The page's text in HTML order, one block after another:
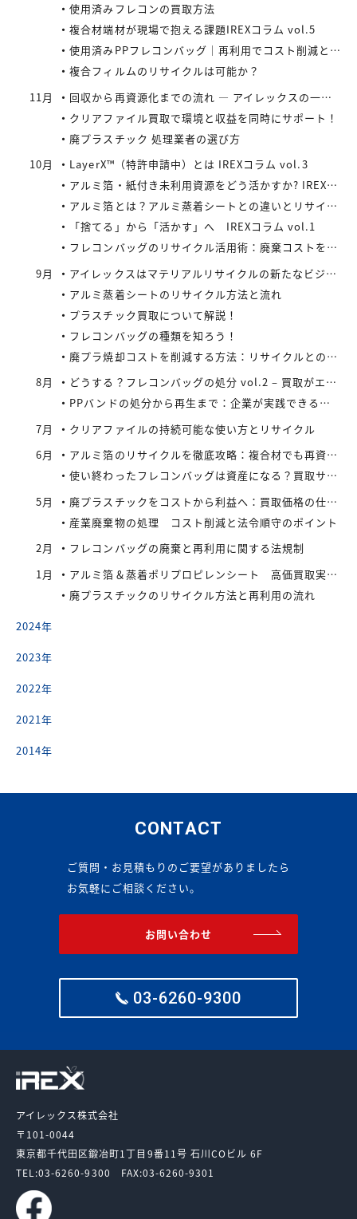
使用済みフレコンの買取方法
複合材端材が現場で抱える課題IREXコラム vol.5
使用済みPPフレコンバッグ｜再利用でコスト削減と環境負荷軽減を実現
複合フィルムのリサイクルは可能か？
11月
回収から再資源化までの流れ ― アイレックスの一貫処理体制 IREXコラム vol.4
クリアファイル買取で環境と収益を同時にサポート！
廃プラスチック 処理業者の選び方
10月
LayerX™（特許申請中）とは IREXコラム vol.3
アルミ箔・紙付き未利用資源をどう活かすか? IREXコラム vol.2
アルミ箔とは？アルミ蒸着シートとの違いとリサイクルの取り組み
「捨てる」から「活かす」へ IREXコラム vol.1
フレコンバッグのリサイクル活用術：廃棄コストを減らす具体策とは
9月
アイレックスはマテリアルリサイクルの新たなビジネスに着手
アルミ蒸着シートのリサイクル方法と流れ
プラスチック買取について解説！
フレコンバッグの種類を知ろう！
廃プラ焼却コストを削減する方法：リサイクルとの比較で見えてくる最適解
8月
どうする？フレコンバッグの処分 vol.2 – 買取がエコにつながる
PPバンドの処分から再生まで：企業が実践できるコスト効率の高い手法
7月
クリアファイルの持続可能な使い方とリサイクル
6月
アルミ箔のリサイクルを徹底攻略：複合材でも再資源化できる最新手法とアイレックス株式会社の取り組み
使い終わったフレコンバッグは資産になる？買取サービスを活用したリサイクル戦略
5月
廃プラスチックをコストから利益へ：買取価格の仕組みと高値で売るコツ
産業廃棄物の処理 コスト削減と法令順守のポイント
2月
フレコンバッグの廃棄と再利用に関する法規制
1月
アルミ箔＆蒸着ポリプロピレンシート 高価買取実施中
廃プラスチックのリサイクル方法と再利用の流れ
2024年
2023年
2022年
2021年
2014年
CONTACT
ご質問・お見積もりのご要望がありましたら
お気軽にご相談ください。
お問い合わせ
03-6260-9300
アイレックス株式会社
〒101-0044
東京都千代田区鍛冶町1丁目9番11号 石川COビル 6F
TEL:03-6260-9300 FAX:03-6260-9301